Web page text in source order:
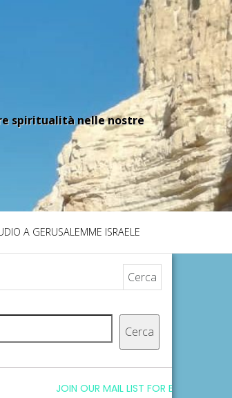
spiritualità nelle nostre
A GERUSALEMME ISRAELE
Cerca
JOIN OUR MAIL LIST FOR EXCLUSIVE